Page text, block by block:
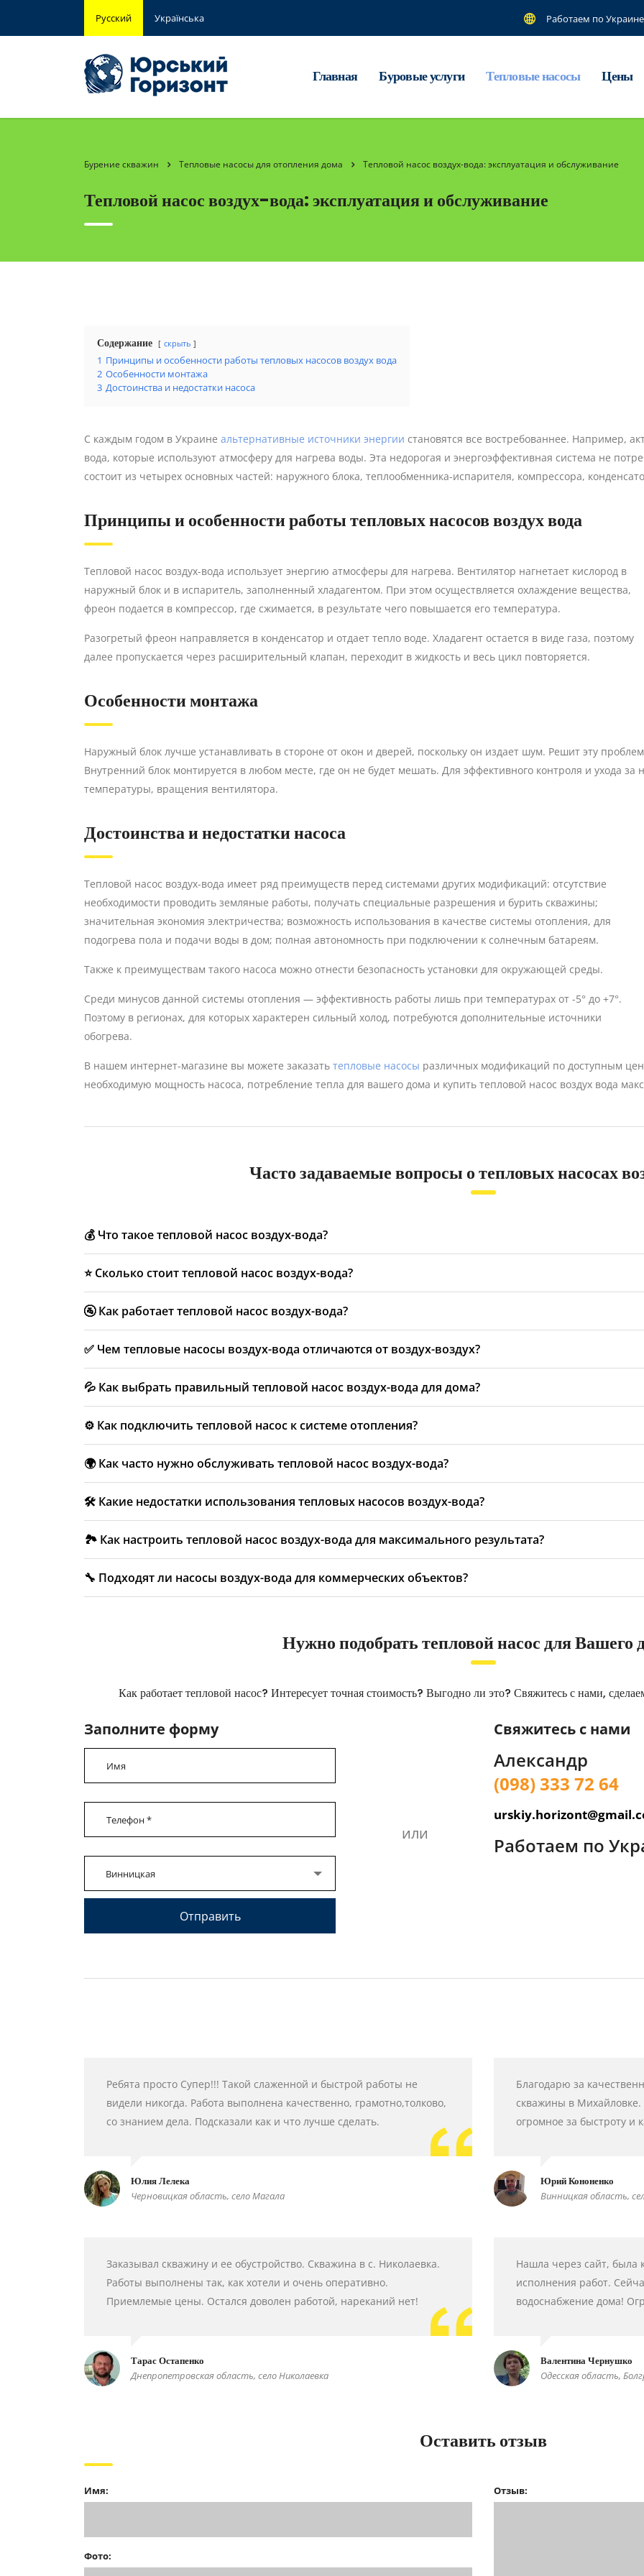
Русский Українська Работаем по Украине
Главная Буровые услуги Тепловые насосы Цены
Бурение скважин Тепловые насосы для отопления дома Тепловой насос воздух-вода: эксплуатация и обслуживание
Тепловой насос воздух-вода: эксплуатация и обслуживание
Содержание скрыть
1 Принципы и особенности работы тепловых насосов воздух вода
2 Особенности монтажа
3 Достоинства и недостатки насоса
С каждым годом в Украине альтернативные источники энергии становятся все востребованнее. Например,
вода, которые используют атмосферу для нагрева воды. Эта недорогая и энергоэффективная система не
состоит из четырех основных частей: наружного блока, теплообменника-испарителя, компрессора,
Принципы и особенности работы тепловых насосов воздух вода
Тепловой насос воздух-вода использует энергию атмосферы для нагрева. Вентилятор нагнетает кислород в
наружный блок и в испаритель, заполненный хладагентом. При этом осуществляется охлаждение вещества,
фреон подается в компрессор, где сжимается, в результате чего повышается его температура.
Разогретый фреон направляется в конденсатор и отдает тепло воде. Хладагент остается в виде газа, поэтому
далее пропускается через расширительный клапан, переходит в жидкость и весь цикл повторяется.
Особенности монтажа
Наружный блок лучше устанавливать в стороне от окон и дверей, поскольку он издает шум. Решит эту
Внутренний блок монтируется в любом месте, где он не будет мешать. Для эффективного контроля и ухода
температуры, вращения вентилятора.
Достоинства и недостатки насоса
Тепловой насос воздух-вода имеет ряд преимуществ перед системами других модификаций: отсутствие
необходимости проводить земляные работы, получать специальные разрешения и бурить скважины;
значительная экономия электричества; возможность использования в качестве системы отопления, для
подогрева пола и подачи воды в дом; полная автономность при подключении к солнечным батареям.
Также к преимуществам такого насоса можно отнести безопасность установки для окружающей среды.
Среди минусов данной системы отопления — эффективность работы лишь при температурах от -5° до +7°.
Поэтому в регионах, для которых характерен сильный холод, потребуются дополнительные источники
обогрева.
В нашем интернет-магазине вы можете заказать тепловые насосы различных модификаций по доступным
необходимую мощность насоса, потребление тепла для вашего дома и купить тепловой насос воздух вода
Часто задаваемые вопросы о тепловых насосах
💰 Что такое тепловой насос воздух-вода?
работает от электричества, расходуя его значительно меньше, чем обычные электрические котлы.
⭐️ Сколько стоит тепловой насос воздух-вода?
указанному на сайте — рассчитаем бесплатно.
🚰 Как работает тепловой насос воздух-вода?
этого хладагент возвращается в жидкое состояние через расширительный клапан и цикл повторяется
✅ Чем тепловые насосы воздух-вода отличаются от воздух-воздух?
непосредственно в воздух помещения без водяного контура, поэтому имеет более узкий спектр применения.
💦 Как выбрать правильный тепловой насос воздух-вода для дома?
Специалисты “Юрского Горизонта” предоставят бесплатную консультацию и помогут подобрать максимально
⚙️ Как подключить тепловой насос к системе отопления?
любом удобном месте. Система подключается к контуру отопления, теплого пола или ГВС.
🌍 Как часто нужно обслуживать тепловой насос воздух-вода?
контроль за состоянием системы и позволяет вовремя выявить неисправности.
🛠️ Какие недостатки использования тепловых насосов воздух-вода?
обогрева. Также внешний блок создает определенный уровень шума, что требует правильного выбора места
🏞️ Как настроить тепловой насос воздух-вода для максимального результата?
управления. При необходимости систему можно подключить к солнечным батареям для полной автономности.
🔧 Подходят ли насосы воздух-вода для коммерческих объектов?
Нужно подобрать тепловой насос для Вашего
Как работает тепловой насос? Интересует точная стоимость? Выгодно ли это? Свяжитесь с нами,
Заполните форму
Винницкая
или
Свяжитесь с нами
Александр
(098) 333 72 64
Работаем по
Ребята просто Супер!!! Такой слаженной и быстрой работы не
видели никогда. Работа выполнена качественно, грамотно,толково,
со знанием дела. Подсказали как и что лучше сделать.
Юлия Лелека
Черновицкая область, село Магала
Благодарю за
скважины в
огромное за быстроту и
Юрий Кононенко
Винницкая область,
Заказывал скважину и ее обустройство. Скважина в с. Николаевка.
Работы выполнены так, как хотели и очень оперативно.
Приемлемые цены. Остался доволен работой, нареканий нет!
Тарас Остапенко
Днепропетровская область, село Николаевка
Нашла через сайт, была
исполнения работ.
водоснабжение дома!
Валентина Чернушко
Одесская область,
Оставить отзыв
Имя:
Фото:
Отзыв: